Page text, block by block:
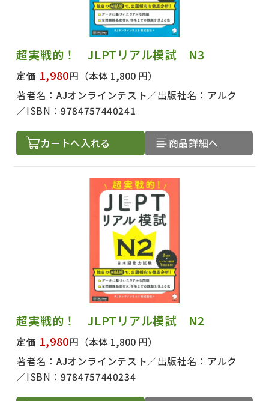
超実戦的！ JLPTリアル模試 N3
定価 1,980円 （本体 1,800 円）
著者名： AJオンラインテスト 出版社名： アルク
ISBN：9784757440241
カートへ入れる 商品詳細へ
超実戦的！ JLPTリアル模試 N2
定価 1,980円 （本体 1,800 円）
著者名： AJオンラインテスト 出版社名： アルク
ISBN：9784757440234